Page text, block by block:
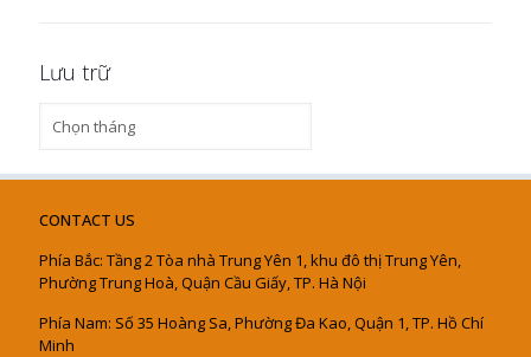
Lưu trữ
trữ
CONTACT US
Phía Bắc: Tầng 2 Tòa nhà Trung Yên 1, khu đô thị Trung Yên,
Phường Trung Hoà, Quận Cầu Giấy, TP. Hà Nội
Phía Nam: Số 35 Hoàng Sa, Phường Đa Kao, Quận 1, TP. Hồ Chí
Minh